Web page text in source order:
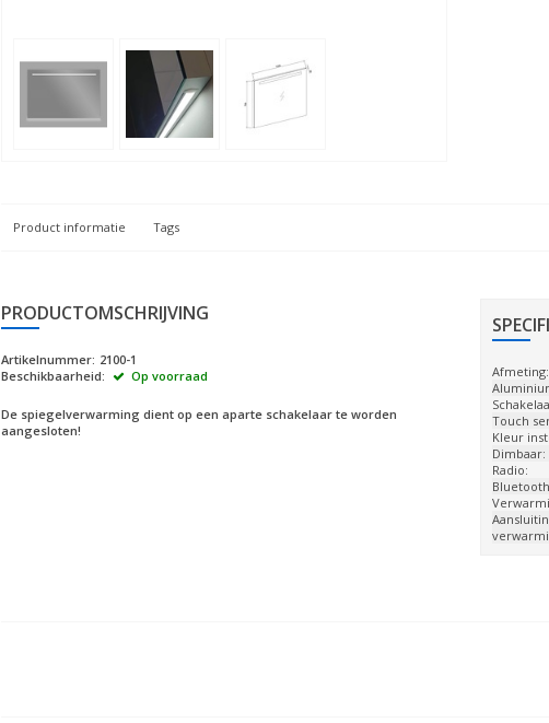
Product informatie Tags
PRODUCTOMSCHRIJVING
Artikelnummer: 2100-1
Beschikbaarheid:
Op voorraad
De spiegelverwarming dient op een aparte schakelaar te worden
aangesloten!
Afmeting:
Touch
Kleur
Dimbaar:
Radio: